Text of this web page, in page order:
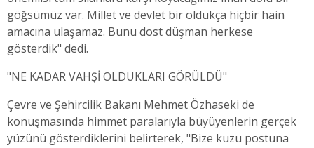
göğsümüz var. Millet ve devlet bir oldukça hiçbir hain
amacına ulaşamaz. Bunu dost düşman herkese
gösterdik" dedi.
"NE KADAR VAHŞİ OLDUKLARI GÖRÜLDÜ"
Çevre ve Şehircilik Bakanı Mehmet Özhaseki de
konuşmasında himmet paralarıyla büyüyenlerin gerçek
yüzünü gösterdiklerini belirterek, "Bize kuzu postuna